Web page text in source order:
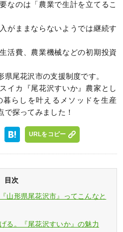
なのは「農業で生計を立てるこ
がままならないようでは継続す
活費、農業機械などの初期投資
尾花沢市の支援制度です。
イカ『尾花沢すいか』農家とし
らしを叶えるメソッドを生産
で探ってみました！
URLをコピー
目次
山形県尾花沢市』ってこんなと
る。『尾花沢すいか』の魅力